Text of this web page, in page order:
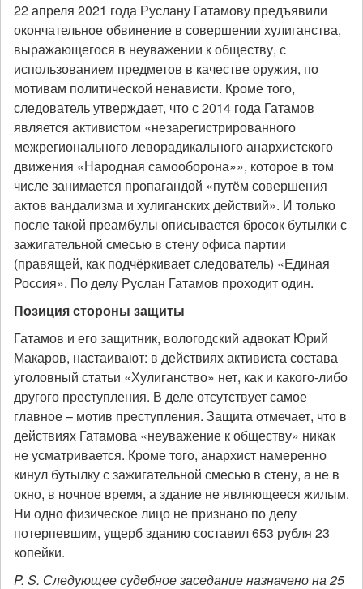
22 апреля 2021 года Руслану Гатамову предъявили
окончательное обвинение в совершении хулиганства,
выражающегося в неуважении к обществу, с
использованием предметов в качестве оружия, по
мотивам политической ненависти. Кроме того,
следователь утверждает, что с 2014 года Гатамов
является активистом «незарегистрированного
межрегионального леворадикального анархистского
движения «Народная самооборона»», которое в том
числе занимается пропагандой «путём совершения
актов вандализма и хулиганских действий». И только
после такой преамбулы описывается бросок бутылки с
зажигательной смесью в стену офиса партии
(правящей, как подчёркивает следователь) «Единая
Россия». По делу Руслан Гатамов проходит один.
Позиция стороны защиты
Гатамов и его защитник, вологодский адвокат Юрий
Макаров, настаивают: в действиях активиста состава
уголовный статьи «Хулиганство» нет, как и какого-либо
другого преступления. В деле отсутствует самое
главное – мотив преступления. Защита отмечает, что в
действиях Гатамова «неуважение к обществу» никак
не усматривается. Кроме того, анархист намеренно
кинул бутылку с зажигательной смесью в стену, а не в
окно, в ночное время, а здание не являющееся жилым.
Ни одно физическое лицо не признано по делу
потерпевшим, ущерб зданию составил 653 рубля 23
копейки.
P. S. Следующее судебное заседание назначено на 25